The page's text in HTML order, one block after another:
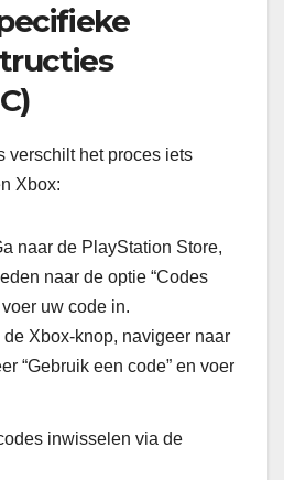
verschilt het proces iets
Xbox:
naar de PlayStation Store,
naar de optie “Codes
uw code in.
de Xbox-knop, navigeer naar
“Gebruik een code” en voer
inwisselen via de